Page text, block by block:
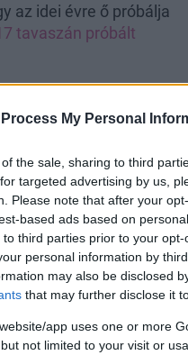
Process My Personal
the sale, sharing to third
targeted advertising by us,
Please note that after your
based ads based on
third parties prior to your
personal information by
may also be disclosed
that may further disclose it
app uses one or more
not limited to your visit or
az idei évre ő próbálja
tavaszán próbált
Pókemberrel
Pókemberrel